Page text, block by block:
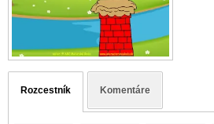
Rozcestník Komentáre